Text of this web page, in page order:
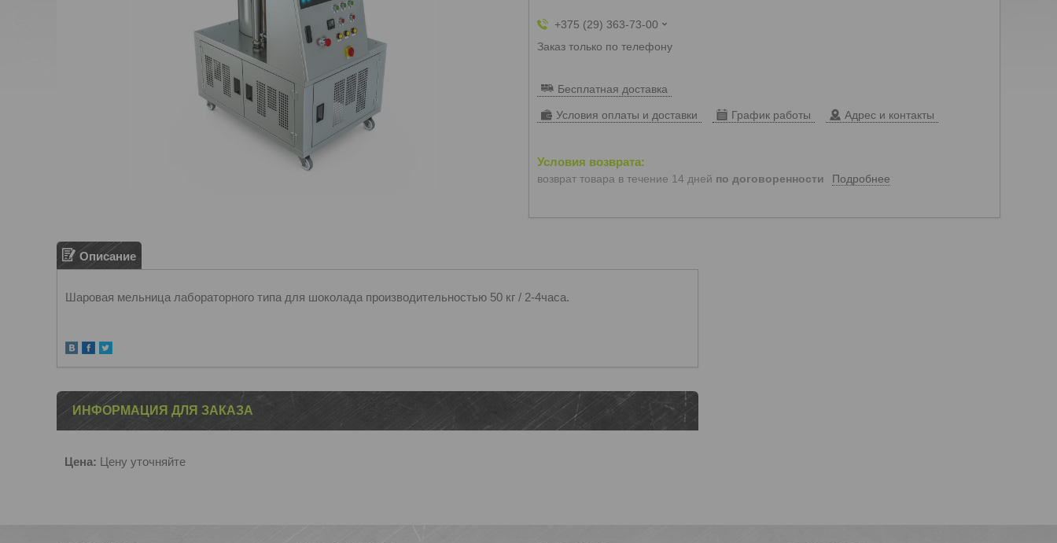
+375 (29) 363-73-00
Заказ только по телефону
Бесплатная доставка
Условия оплаты и доставки График работы Адрес и контакты
возврат товара в течение 14 дней по договоренности Подробнее
Описание
Шаровая мельница лабораторного типа для шоколада производительностью 50 кг / 2-4часа.
ИНФОРМАЦИЯ ДЛЯ ЗАКАЗА
Цена: Цену уточняйте